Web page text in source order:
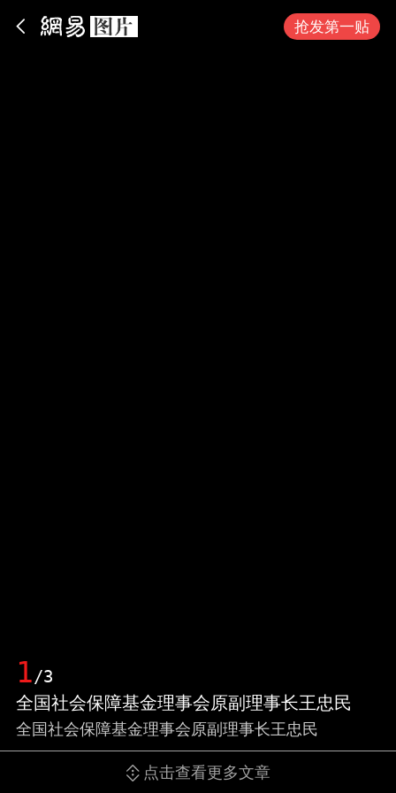
抢发第一贴
1/3
全国社会保障基金理事会原副理事长王忠民
全国社会保障基金理事会原副理事长王忠民
点击查看更多文章